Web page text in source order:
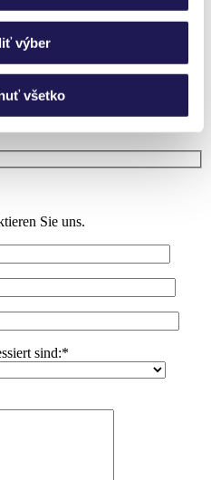
výber
všetko
nehmen uns gern
Sie uns.
sind:*